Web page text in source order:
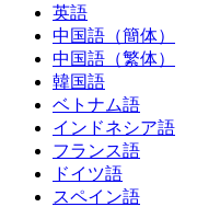
英語
中国語（簡体）
中国語（繁体）
韓国語
ベトナム語
インドネシア語
フランス語
ドイツ語
スペイン語